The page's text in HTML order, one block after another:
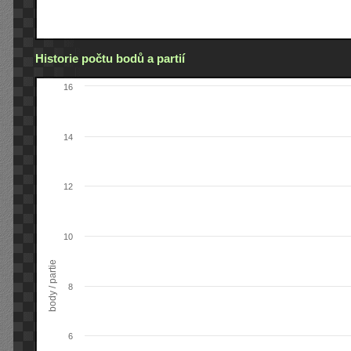
Historie počtu bodů a partií
body / partie
6
8
10
12
14
16